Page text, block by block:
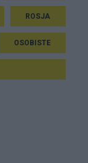
ROSJA
OSOBISTE